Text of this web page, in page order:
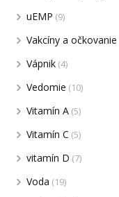
uEMP (9)
Vakcíny a očkovanie
Vápnik (4)
Vedomie (10)
Vitamín A (5)
Vitamín C (5)
vitamín D (7)
Voda (19)